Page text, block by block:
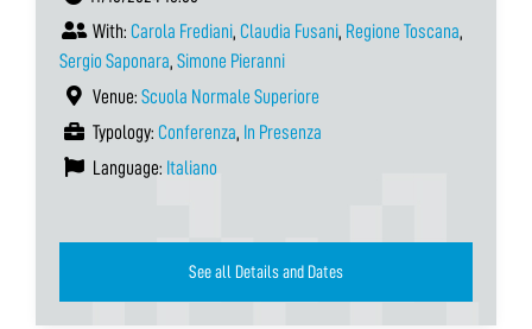
With: Carola Frediani, Claudia Fusani, Regione Toscana,
Sergio Saponara, Simone Pieranni
Venue: Scuola Normale Superiore
Typology: Conferenza, In Presenza
Language: Italiano
See all Details and Dates